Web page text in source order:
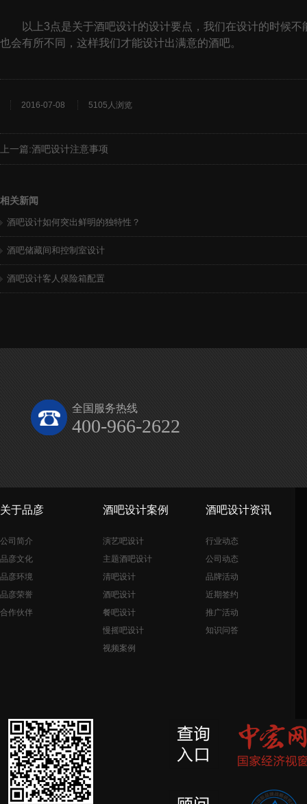
以上3点是关于酒吧设计的设计要点，我们在设计的时候不
也会有所不同，这样我们才能设计出满意的酒吧。
2016-07-08 5105人浏览
上一篇:酒吧设计注意事项
相关新闻
酒吧设计如何突出鲜明的独特性？
酒吧储藏间和控制室设计
酒吧设计客人保险箱配置
全国服务热线
400-966-2622
关于品彦
公司简介
品彦文化
品彦环境
品彦荣誉
合作伙伴
酒吧设计案例
演艺吧设计
主题酒吧设计
清吧设计
酒吧设计
餐吧设计
慢摇吧设计
视频案例
酒吧设计资讯
行业动态
公司动态
品牌活动
近期签约
推广活动
知识问答